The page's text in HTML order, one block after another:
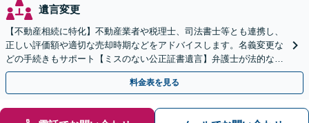
遺言変更
【不動産相続に特化】不動産業者や税理士、司法書士等とも連携し、
正しい評価額や適切な売却時期などをアドバイスします。名義変更な
どの手続きもサポート【ミスのない公正証書遺言】弁護士が法的な観
点から遺言書を作成します。
料金表を見る